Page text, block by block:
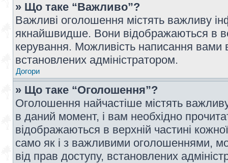
» Що таке “Важливо”?
Важливі оголошення містять важливу
якнайшвидше. Вони відображаються в
керування. Можливість написання
встановлених адміністратором.
Догори
» Що таке “Оголошення”?
Оголошення найчастіше містять
в даний момент, і вам необхідно
відображаються в верхній частині
само як і з важливими оголошеннями,
від прав доступу, встановлених